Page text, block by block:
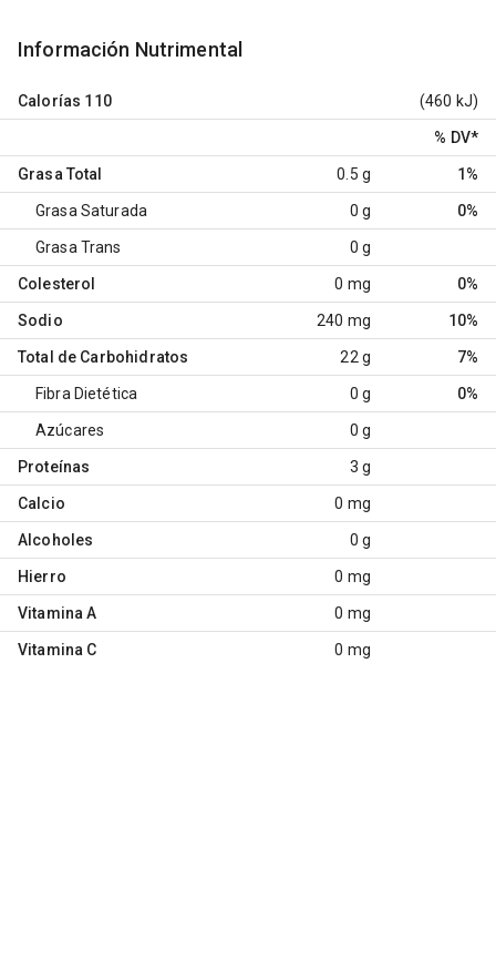
Información Nutrimental
Calorías 110 (460 kJ)
% DV*
Grasa Total 0.5 g 1%
Grasa Saturada 0 g 0%
Grasa Trans 0 g
Colesterol 0 mg 0%
Sodio 240 mg 10%
Total de Carbohidratos 22 g 7%
Fibra Dietética 0 g 0%
Azúcares 0 g
Proteínas 3 g
Calcio 0 mg
Alcoholes 0 g
Hierro 0 mg
Vitamina A 0 mg
Vitamina C 0 mg